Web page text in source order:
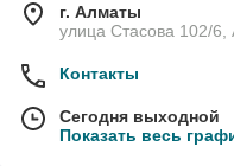
г. Алматы
улица Стасова 102/6,
Контакты
Сегодня выходной
Показать весь